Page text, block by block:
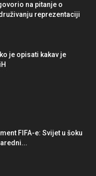
na pitanje o
reprezentaciji
je opisati kakav je
FIFA-e: Svijet u šoku